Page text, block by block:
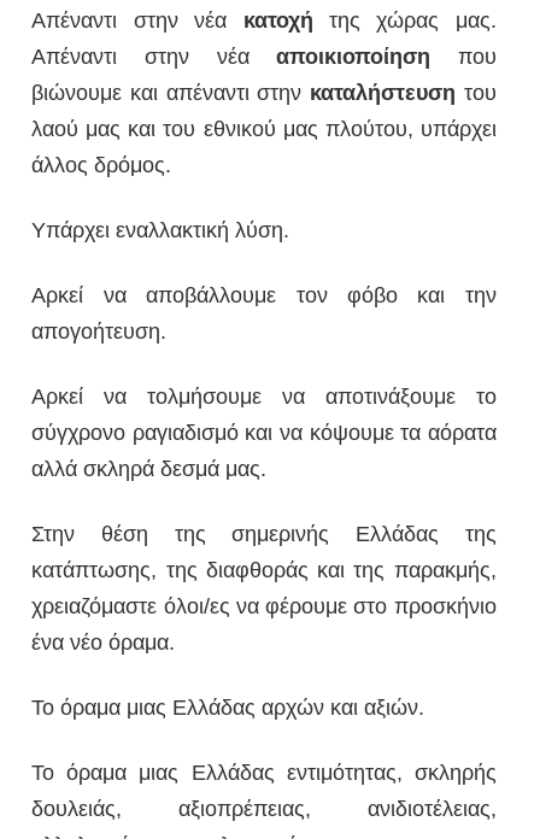
Απέναντι στην νέα κατοχή της χώρας μας.
Απέναντι στην νέααποικιοποίηση που
βιώνουμε και απέναντι στην καταλήστευση του
λαού μας και του εθνικού μας πλούτου, υπάρχει
άλλος δρόμος.
Υπάρχει εναλλακτική λύση.
Αρκεί να αποβάλλουμε τον φόβο και την
απογοήτευση.
Αρκεί να τολμήσουμε να αποτινάξουμε το
σύγχρονο ραγιαδισμό και να κόψουμε τα αόρατα
αλλά σκληρά δεσμά μας.
Στην θέση της σημερινής Ελλάδας της
κατάπτωσης, της διαφθοράς και της παρακμής,
χρειαζόμαστε όλοι/ες να φέρουμε στο προσκήνιο
ένα νέο όραμα.
Το όραμα μιας Ελλάδας αρχών και αξιών.
Το όραμα μιας Ελλάδας εντιμότητας, σκληρής
δουλειάς, αξιοπρέπειας, ανιδιοτέλειας,